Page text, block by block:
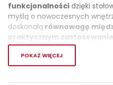
funkcjonalności dzięki
myślą o nowoczesnych
doskonałą równowagę
praktycznym
Stół Prince to nie tylko mebel
równieżwyraz luksusu i klasy.
POKAŻ WIĘCEJ